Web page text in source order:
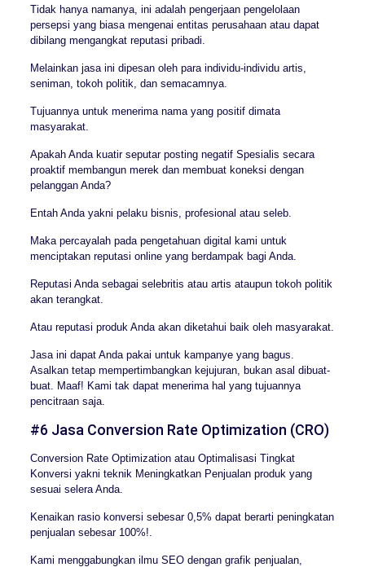
Tidak hanya namanya, ini adalah pengerjaan pengelolaan
persepsi yang biasa mengenai entitas perusahaan atau dapat
dibilang mengangkat reputasi pribadi.
Melainkan jasa ini dipesan oleh para individu-individu artis,
seniman, tokoh politik, dan semacamnya.
Tujuannya untuk menerima nama yang positif dimata
masyarakat.
Apakah Anda kuatir seputar posting negatif Spesialis secara
proaktif membangun merek dan membuat koneksi dengan
pelanggan Anda?
Entah Anda yakni pelaku bisnis, profesional atau seleb.
Maka percayalah pada pengetahuan digital kami untuk
menciptakan reputasi online yang berdampak bagi Anda.
Reputasi Anda sebagai selebritis atau artis ataupun tokoh politik
akan terangkat.
Atau reputasi produk Anda akan diketahui baik oleh masyarakat.
Jasa ini dapat Anda pakai untuk kampanye yang bagus.
Asalkan tetap mempertimbangkan kejujuran, bukan asal dibuat-
buat. Maaf! Kami tak dapat menerima hal yang tujuannya
pencitraan saja.
#6 Jasa Conversion Rate Optimization (CRO)
Conversion Rate Optimization atau Optimalisasi Tingkat
Konversi yakni teknik Meningkatkan Penjualan produk yang
sesuai selera Anda.
Kenaikan rasio konversi sebesar 0,5% dapat berarti peningkatan
penjualan sebesar 100%!.
Kami menggabungkan ilmu SEO dengan grafik penjualan,